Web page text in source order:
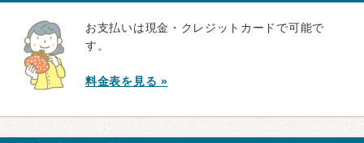
お支払いは現金・クレジットカードで可能で
す。
料金表を見る »